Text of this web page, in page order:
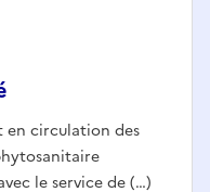
en circulation des
le service de (…)